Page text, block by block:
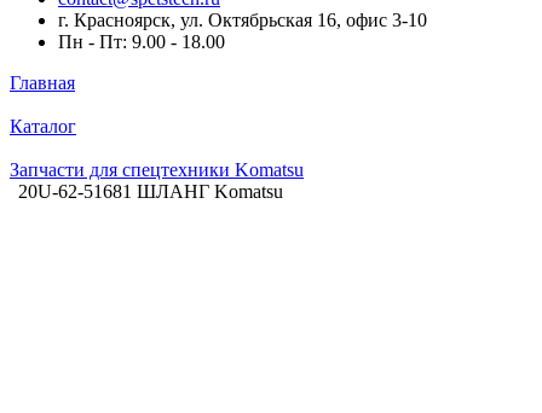
г. Красноярск, ул. Октябрьская 16, офис 3-10
Пн - Пт: 9.00 - 18.00
Главная
Каталог
Запчасти для спецтехники Komatsu
20U-62-51681 ШЛАНГ Komatsu